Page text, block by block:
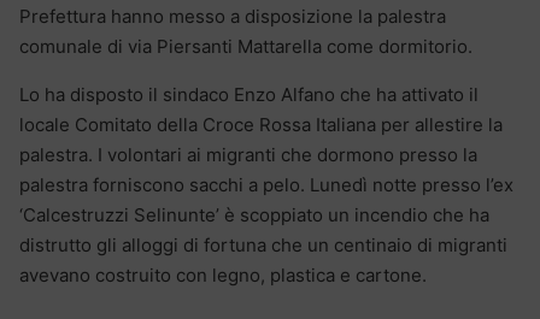
Prefettura hanno messo a disposizione la palestra
comunale di via Piersanti Mattarella come dormitorio.
Lo ha disposto il sindaco Enzo Alfano che ha attivato il
locale Comitato della Croce Rossa Italiana per allestire la
palestra. I volontari ai migranti che dormono presso la
palestra forniscono sacchi a pelo. Lunedì notte presso l’ex
‘Calcestruzzi Selinunte’ è scoppiato un incendio che ha
distrutto gli alloggi di fortuna che un centinaio di migranti
avevano costruito con legno, plastica e cartone.